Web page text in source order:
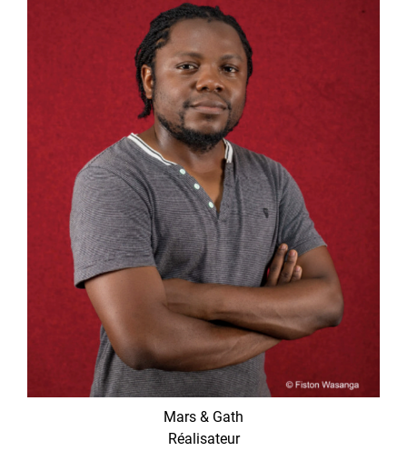
Mars & Gath
Réalisateur